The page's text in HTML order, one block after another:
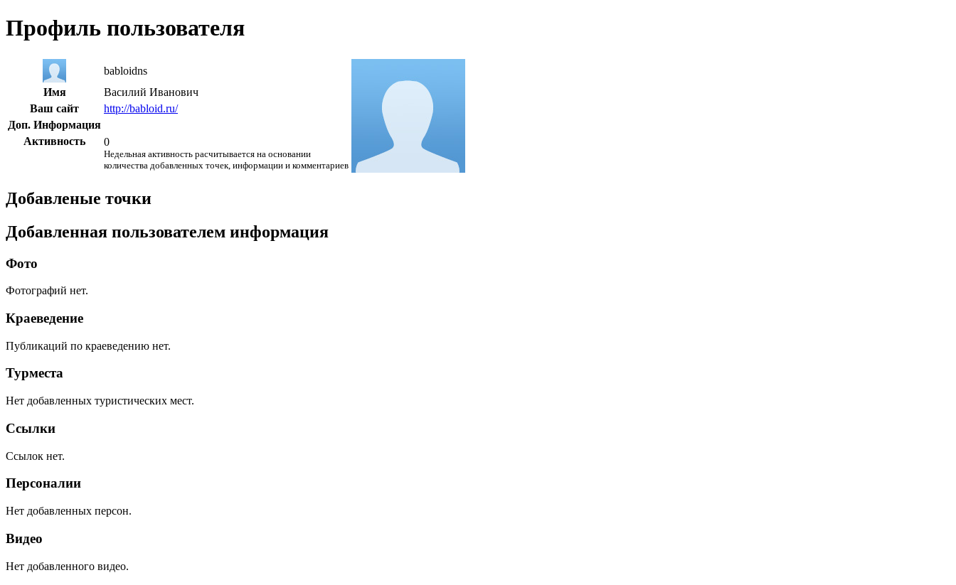
Профиль пользователя
babloidns
Имя
Василий Иванович
Ваш сайт
http://babloid.ru/
Доп. Информация
Активность
0
Недельная активность расчитывается на основании
количества добавленных точек, информации и комментариев
Добавленые точки
Добавленная пользователем информация
Фото
Фотографий нет.
Краеведение
Публикаций по краеведению нет.
Турместа
Нет добавленных туристических мест.
Ссылки
Ссылок нет.
Персоналии
Нет добавленных персон.
Видео
Нет добавленного видео.